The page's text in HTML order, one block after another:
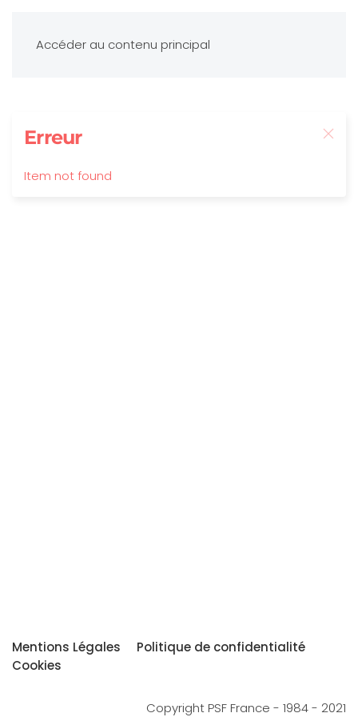
Accéder au contenu principal
Erreur
Item not found
Mentions Légales
Politique de confidentialité
Cookies
Copyright PSF France - 1984 - 2021